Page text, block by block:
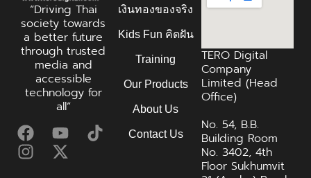
“Driving Thai
society towards
a better future
through trusted
media and
accessible
technology for
all”
เงินทองของจริง
Kids Fun คิดฝัน
Training
Our Products
About Us
Contact Us
TERO Digital
Company
Limited (Head
Office)
No. 54, B.B.
Building Room
No. 3402, 4th
Floor Sukhumvit